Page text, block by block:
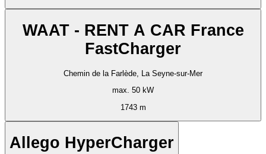
WAAT - RENT A CAR France
FastCharger
Chemin de la Farlède, La Seyne-sur-Mer
max. 50 kW
1743 m
Allego HyperCharger